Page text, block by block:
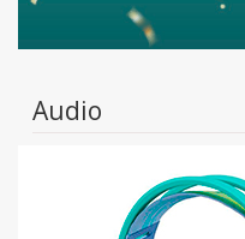
Audio